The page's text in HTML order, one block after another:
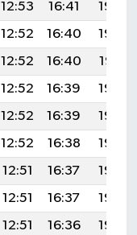
12:53 16:41
19:50
12:52 16:40
19:48
12:52 16:40
19:47
12:52 16:39
19:46
12:52 16:39
19:44
12:52 16:38
19:43
12:51 16:37
19:42
12:51 16:37
19:40
12:51 16:36
19:39